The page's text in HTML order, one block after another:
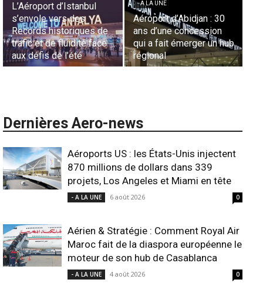
- A LA UNE
Sécurité des frontières
aériennes en Afrique :
L’appel urgent à
l’harmonisation globale
France en Tunisie et
Lionel Rault aux
commandes de la
ANSCO
: 30
un hub
Dernières Aero-news
Aéroports US : les États-Unis injectent
870 millions de dollars dans 339
projets, Los Angeles et Miami en tête
- A LA UNE 6 août 2026 0
Aérien & Stratégie : Comment Royal Air
Maroc fait de la diaspora européenne le
moteur de son hub de Casablanca
- A LA UNE 4 août 2026 0